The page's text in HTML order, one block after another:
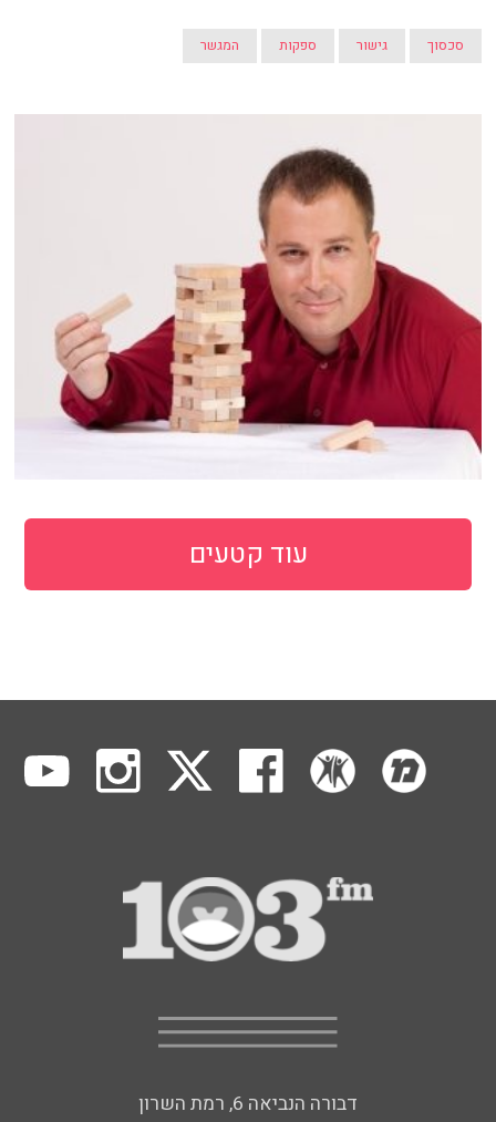
סכסוך גישור ספקות המגשר
עוד קטעים
דבורה הנביאה 6, רמת השרון